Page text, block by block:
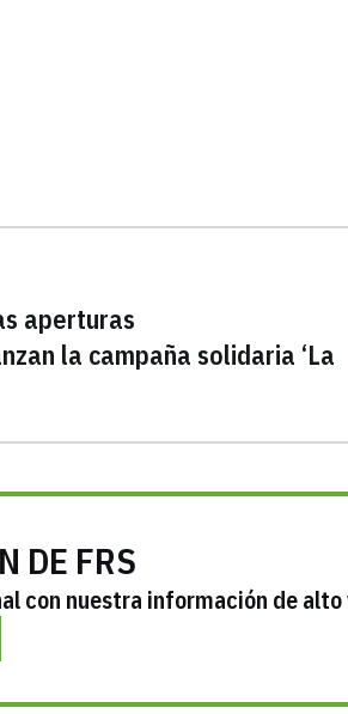
aperturas
la campaña solidaria ‘La
DE FRS
con nuestra información de alto